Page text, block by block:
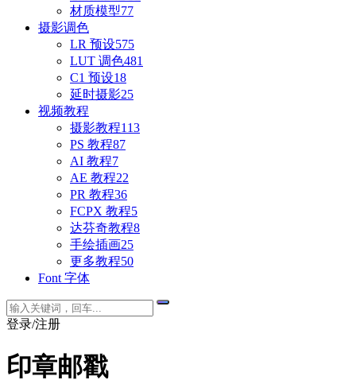
材质模型77
摄影调色
LR 预设575
LUT 调色481
C1 预设18
延时摄影25
视频教程
摄影教程113
PS 教程87
AI 教程7
AE 教程22
PR 教程36
FCPX 教程5
达芬奇教程8
手绘插画25
更多教程50
Font 字体
登录/注册
印章邮戳